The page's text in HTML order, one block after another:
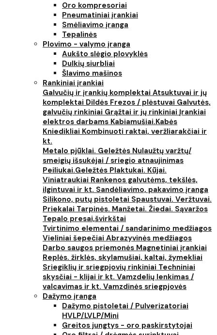
Oro kompresoriai
Pneumatiniai įrankiai
Smėliavimo įranga
Tepalinės
Plovimo - valymo įranga
Aukšto slėgio plovyklės
Dulkių siurbliai
Šlavimo mašinos
Rankiniai įrankiai
Galvučių ir įrankių komplektai Atsuktuvai ir jų
komplektai Dildės Frezos / plėstuvai Galvutės,
galvučių rinkiniai Grąžtai ir jų rinkiniai Įrankiai
elektros darbams Kabiamušiai.Kabės
Kniedikliai Kombinuoti raktai, veržliarakčiai ir
kt.
Metalo pjūklai. Geležtės Nulaužtų varžtų/
smeigių išsukėjai / sriegio atnaujinimas
Peiliukai.Geležtės Plaktukai. Kūjai.
Viniatraukiai Rankenos galvutėms, tekšlės,
ilgintuvai ir kt. Sandėliavimo, pakavimo įranga
Silikono, putų pistoletai Spaustuvai. Veržtuvai.
Priekalai Tarpinės. Manžetai. Žiedai. Sąvaržos
Tepalo presai,švirkštai
Tvirtinimo elementai / sandarinimo medžiagos
Vieliniai šepečiai Abrazyvinės medžiagos
Darbo saugos priemonės Magnetiniai įrankiai
Replės. žirklės, skylamušiai, kaltai, žymekliai
Sriegiklių ir sriegpjovių rinkiniai Techniniai
skysčiai - klijai ir kt. Vamzdelių lenkimas /
valcavimas ir kt. Vamzdinės sriegpjovės
Dažymo įranga
Dažymo pistoletai / Pulverizatoriai
HVLP/LVLP/Mini
Greitos jungtys - oro paskirstytojai